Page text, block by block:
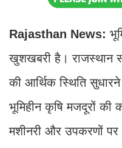
Rajasthan News:
खुशखबरी है। राजस्थान
की आर्थिक स्थिति
भूमिहीन कृषि मजदूरों की
मशीनरी और उपकरणों पर